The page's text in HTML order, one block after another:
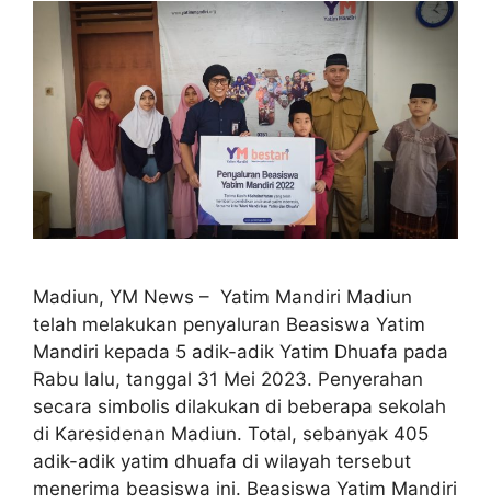
Madiun, YM News – Yatim Mandiri Madiun
telah melakukan penyaluran Beasiswa Yatim
Mandiri kepada 5 adik-adik Yatim Dhuafa pada
Rabu lalu, tanggal 31 Mei 2023. Penyerahan
secara simbolis dilakukan di beberapa sekolah
di Karesidenan Madiun. Total, sebanyak 405
adik-adik yatim dhuafa di wilayah tersebut
menerima beasiswa ini. Beasiswa Yatim Mandiri